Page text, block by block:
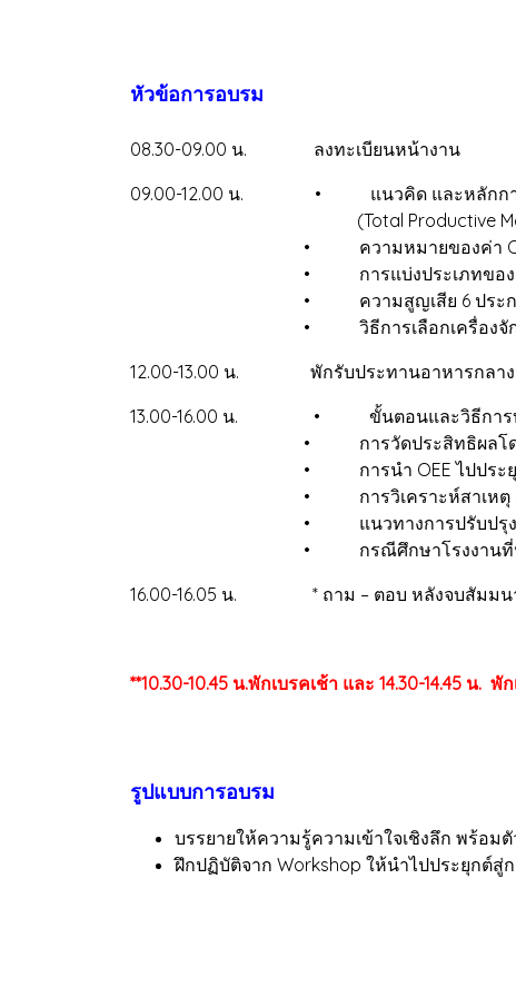
หัวข้อการอบรม
08.30-09.00 น. ลงทะเบียนหน้างาน
09.00-12.00 น. • แนวคิด และหลักการข
(Total Productive
• ความหมายของค่า OEE และ
• การแบ่งประเภทของค่า OEE
• ความสูญเสีย 6 ประการขอ
• วิธีการเลือกเครื่องจักรในการวั
12.00-13.00 น. พักรับประทานอาหารกลา
13.00-16.00 น. • ขั้นตอนและวิธีการบันทึ
• การวัดประสิทธิผลโดยรวมของเครื่
• การนำ OEE ไปประยุกต์ใช้กับ
• การวิเคราะห์สาเหตุ และปรับป
• แนวทางการปรับปรุงลดความสูญ
• กรณีศึกษาโรงงานที่ประสบความส
16.00-16.05 น. * ถาม – ตอบ หลังจบสัมมน
**10.30-10.45 น.พักเบรคเช้า และ 14.30-14.45 น. พั
รูปแบบการอบรม
บรรยายให้ความรู้ความเข้าใจเชิงลึก พร้อม
ฝึกปฏิบัติจาก Workshop ให้นำไปประยุกต์สู่